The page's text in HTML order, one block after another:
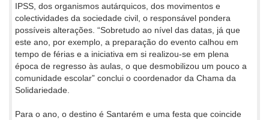
IPSS, dos organismos autárquicos, dos movimentos e
colectividades da sociedade civil, o responsável pondera
possíveis alterações. “Sobretudo ao nível das datas, já que
este ano, por exemplo, a preparação do evento calhou em
tempo de férias e a iniciativa em si realizou-se em plena
época de regresso às aulas, o que desmobilizou um pouco a
comunidade escolar” conclui o coordenador da Chama da
Solidariedade.
Para o ano, o destino é Santarém e uma festa que coincide